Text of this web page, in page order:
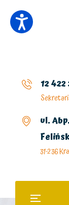
12
ul.
31-236